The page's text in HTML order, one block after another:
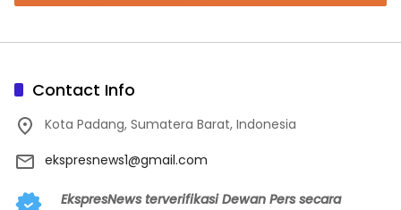
Contact Info
Kota Padang, Sumatera Barat, Indonesia
ekspresnews1@gmail.com
EkspresNews terverifikasi Dewan Pers secara